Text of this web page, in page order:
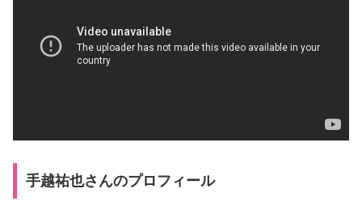
手越祐也さんのプロフィール